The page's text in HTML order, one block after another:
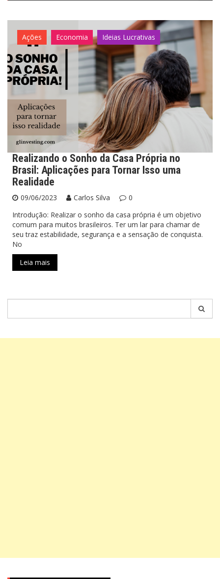
Ações Economia Ideias Lucrativas
Realizando o Sonho da Casa Própria no
Brasil: Aplicações para Tornar Isso uma
Realidade
09/06/2023 Carlos Silva
0
Introdução: Realizar o sonho da casa própria é um objetivo
comum para muitos brasileiros. Ter um lar para chamar de
seu traz estabilidade, segurança e a sensação de conquista.
No
Leia mais